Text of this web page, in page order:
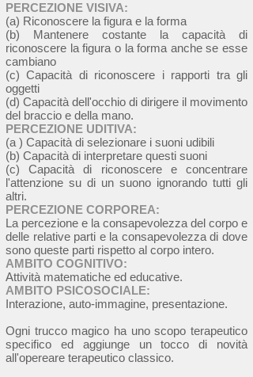
PERCEZIONE VISIVA:
(a) Riconoscere la figura e la forma
(b) Mantenere costante la capacità di
riconoscere la figura o la forma anche se esse
cambiano
(c) Capacità di riconoscere i rapporti tra gli
oggetti
(d) Capacità dell'occhio di dirigere il movimento
del braccio e della mano.
PERCEZIONE UDITIVA:
(a ) Capacità di selezionare i suoni udibili
(b) Capacità di interpretare questi suoni
(c) Capacità di riconoscere e concentrare
l'attenzione su di un suono ignorando tutti gli
altri.
PERCEZIONE CORPOREA:
La percezione e la consapevolezza del corpo e
delle relative parti e la consapevolezza di dove
sono queste parti rispetto al corpo intero.
AMBITO COGNITIVO:
Attività matematiche ed educative.
AMBITO PSICOSOCIALE:
Interazione, auto-immagine, presentazione.
Ogni trucco magico ha uno scopo terapeutico
specifico ed aggiunge un tocco di novità
all'opereare terapeutico classico.